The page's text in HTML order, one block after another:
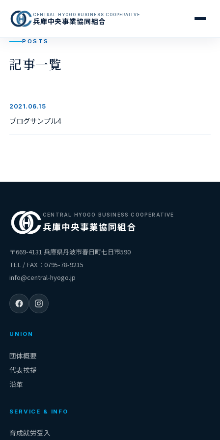
CENTRAL HYOGO BUSINESS COOPERATIVE
兵庫中央事業協同組合
POSTS
記事一覧
2021.06.15
ブログサンプル4
CENTRAL HYOGO BUSINESS COOPERATIVE
兵庫中央事業協同組合
〒669-4131 兵庫県丹波市春日町七日市590
TEL / FAX：0795-78-9215
info@central-hyogo.jp
UNION
団体概要
代表挨拶
沿革
SERVICE & INFO
育成就労受入